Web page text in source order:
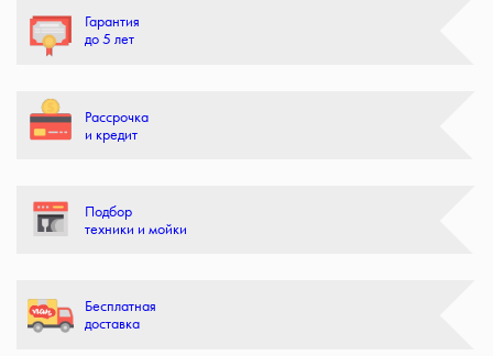
Гарантия
до 5 лет
Рассрочка
и кредит
Подбор
техники и мойки
Бесплатная
доставка